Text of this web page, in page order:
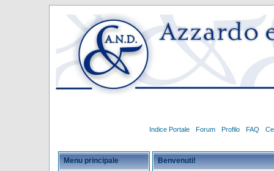
Indice Portale Forum Profilo FAQ
Menu principale Benvenuti!